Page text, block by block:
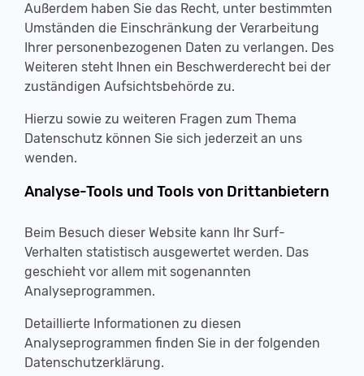
Außerdem haben Sie das Recht, unter bestimmten
Umständen die Einschränkung der Verarbeitung
Ihrer personenbezogenen Daten zu verlangen. Des
Weiteren steht Ihnen ein Beschwerderecht bei der
zuständigen Aufsichtsbehörde zu.
Hierzu sowie zu weiteren Fragen zum Thema
Datenschutz können Sie sich jederzeit an uns
wenden.
Analyse-Tools und Tools von Drittanbietern
Beim Besuch dieser Website kann Ihr Surf-
Verhalten statistisch ausgewertet werden. Das
geschieht vor allem mit sogenannten
Analyseprogrammen.
Detaillierte Informationen zu diesen
Analyseprogrammen finden Sie in der folgenden
Datenschutzerklärung.